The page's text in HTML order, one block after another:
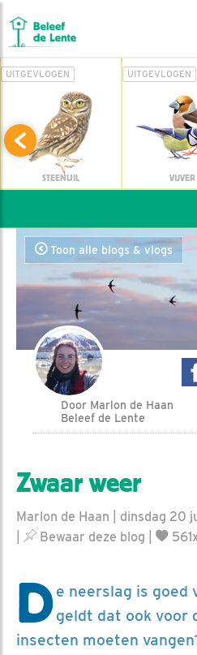
UITGEVLOGEN
STEENUIL
UITGEVLOGEN
VIJVER
Toon alle blogs & vlogs
Door Marlon de Haan
Beleef de Lente
Zwaar weer
Marlon de Haan | dinsdag 20
Bewaar deze blog
De neerslag is goed
geldt dat ook voor
insecten moeten